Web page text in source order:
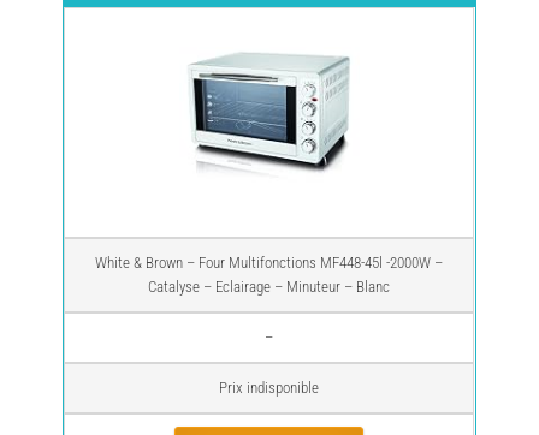
White & Brown – Four Multifonctions MF448-45l -2000W –
Catalyse – Eclairage – Minuteur – Blanc
–
Prix indisponible